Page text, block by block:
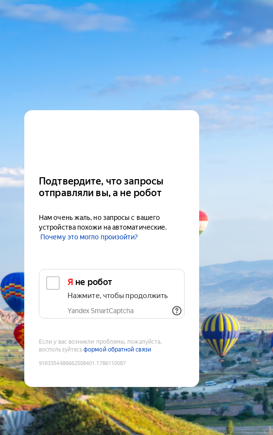
Подтвердите, что запросы
отправляли вы, а не робот
Нам очень жаль, но запросы с вашего
устройства похожи на автоматические.
Почему это могло произойти?
Я не робот
Нажмите, чтобы продолжить
Yandex SmartCaptcha
Если у вас возникли проблемы, пожалуйста,
воспользуйтесьформой обратной связи
9183354486662508401 :1786110087